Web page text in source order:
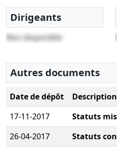
Dirigeants
Non disponible
Autres documents
Date de dépôt Description
17-11-2017
Statuts
26-04-2017
Statuts